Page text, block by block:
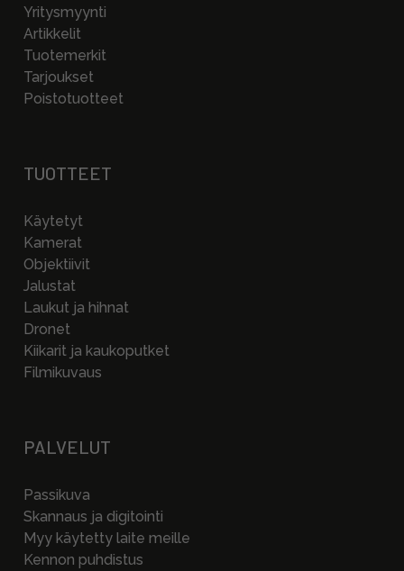
Yritysmyynti
Artikkelit
Tuotemerkit
Tarjoukset
Poistotuotteet
TUOTTEET
Käytetyt
Kamerat
Objektiivit
Jalustat
Laukut ja hihnat
Dronet
Kiikarit ja kaukoputket
Filmikuvaus
PALVELUT
Passikuva
Skannaus ja digitointi
Myy käytetty laite meille
Kennon puhdistus